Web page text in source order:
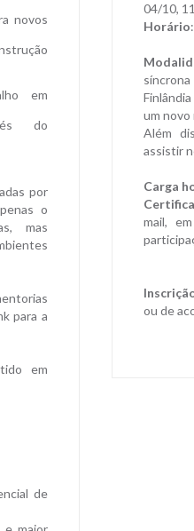
novos
em
do
por
o
mas
para a
em
de
04/10,
Horário
um novo
Além
assistir
Carga
mail,
ou de